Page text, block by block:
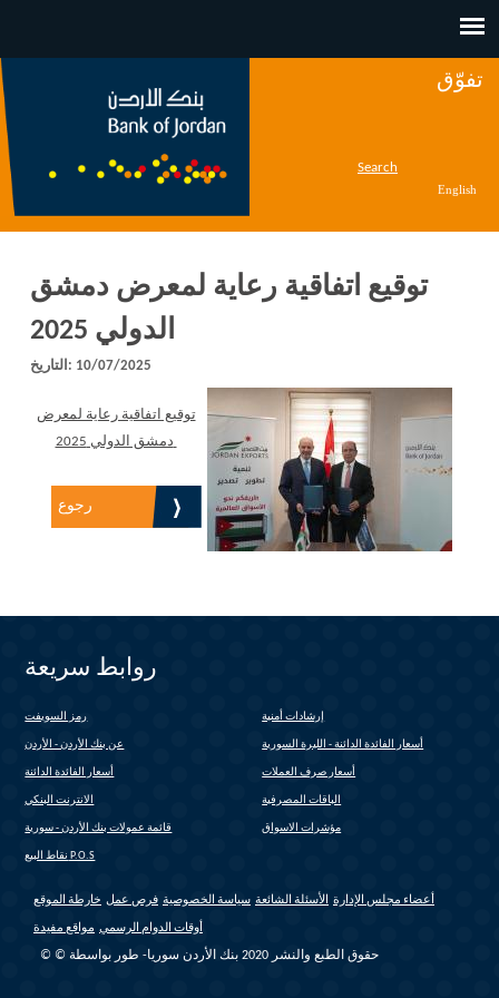
تفوّق
Search
English
توقيع اتفاقية رعاية لمعرض دمشق
الدولي 2025
التاريخ: 10/07/2025
توقيع اتفاقية رعاية لمعرض
رجوع
روابط سريعة
رمز السويفت إرشادات أمنية
عن بنك الأردن - الأردن أسعار الفائدة الدائنة - الليرة السورية
أسعار الفائدة الدائنة أسعار صرف العملات
الانترنت البنكي الباقات المصرفية
قائمة عمولات بنك الأردن - سورية مؤشرات الاسواق
نقاط البيع P.O.S
خارطة الموقع فرص عمل سياسة الخصوصية الأسئلة الشائعة أعضاء مجلس الإدارة
مواقع مفيدة أوقات الدوام الرسمي
© © حقوق الطبع والنشر 2020 بنك الأردن سوريا- طور بواسطة